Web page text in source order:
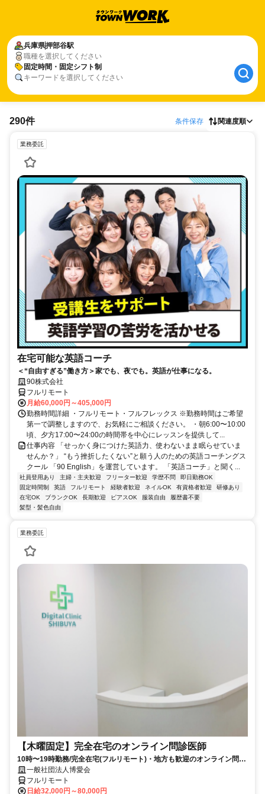
兵庫県押部谷駅
職種を選択してください
固定時間・固定シフト制
キーワードを選択してください
290件 条件保存 関連度順
業務委託
在宅可能な英語コーチ
＜“自由すぎる”働き方＞家でも、夜でも。英語が仕事になる。
90株式会社
フルリモート
月給60,000円～405,000円
勤務時間詳細 ・フルリモート・フルフレックス ※勤務時間はご希望
第一で調整しますので、お気軽にご相談ください。 ・朝6:00〜10:00
頃、夕方17:00〜24:00の時間帯を中心にレッスンを提供して...
仕事内容 「せっかく身につけた英語力、使わないまま眠らせていま
せんか？」 “もう挫折したくない”と願う人のための英語コーチングス
クール 「90 English」を運営しています。 「英語コーチ」と聞く...
社員登用あり 主婦・主夫歓迎 フリーター歓迎 学歴不問
即日勤務OK
固定時間制
英語 フルリモート 経験者歓迎 ネイルOK 有資格者歓迎
研修あり
在宅OK
ブランクOK 長期歓迎 ピアスOK 服装自由
履歴書不要
髪型・髪色自由
業務委託
【木曜固定】完全在宅のオンライン問診医師
10時〜19時勤務/完全在宅(フルリモート)・地方も歓迎のオンライン問診
業務一般社団法人博愛会
フルリモート
日給32,000円～80,000円